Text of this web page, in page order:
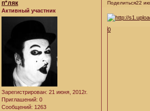
Поделиться22
п*ляк
Активный участник
Зарегистрирован: 21 июня, 2012г.
Приглашений: 0
Сообщений: 1263
0